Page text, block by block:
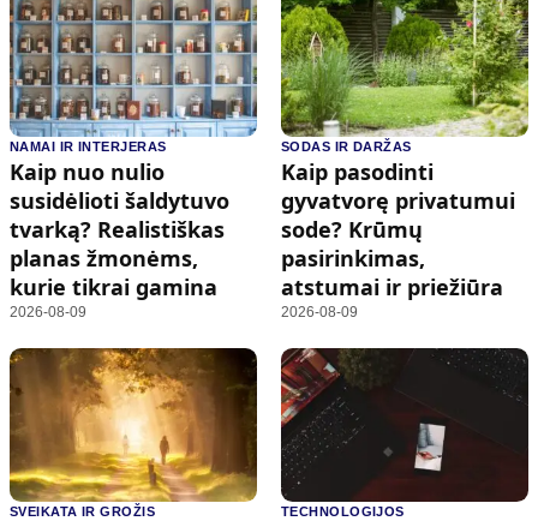
NAMAI IR INTERJERAS
Kaip nuo nulio
susidėlioti šaldytuvo
tvarką? Realistiškas
planas žmonėms,
kurie tikrai gamina
2026-08-09
SODAS IR DARŽAS
Kaip pasodinti
gyvatvorę privatumui
sode? Krūmų
pasirinkimas,
atstumai ir priežiūra
2026-08-09
SVEIKATA IR GROŽIS TECHNOLOGIJOS